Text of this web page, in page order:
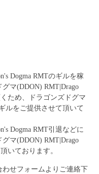
Dogma RMTのギルを稼
グマ(DDON) RMT|Drago
ため、
ドラゴンズドグマ
ルをご提供させて頂いて
Dogma RMT引退などに
マ(DDON) RMT|Drago
いております。
せフォームよりご連絡下